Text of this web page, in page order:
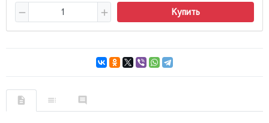
Купить